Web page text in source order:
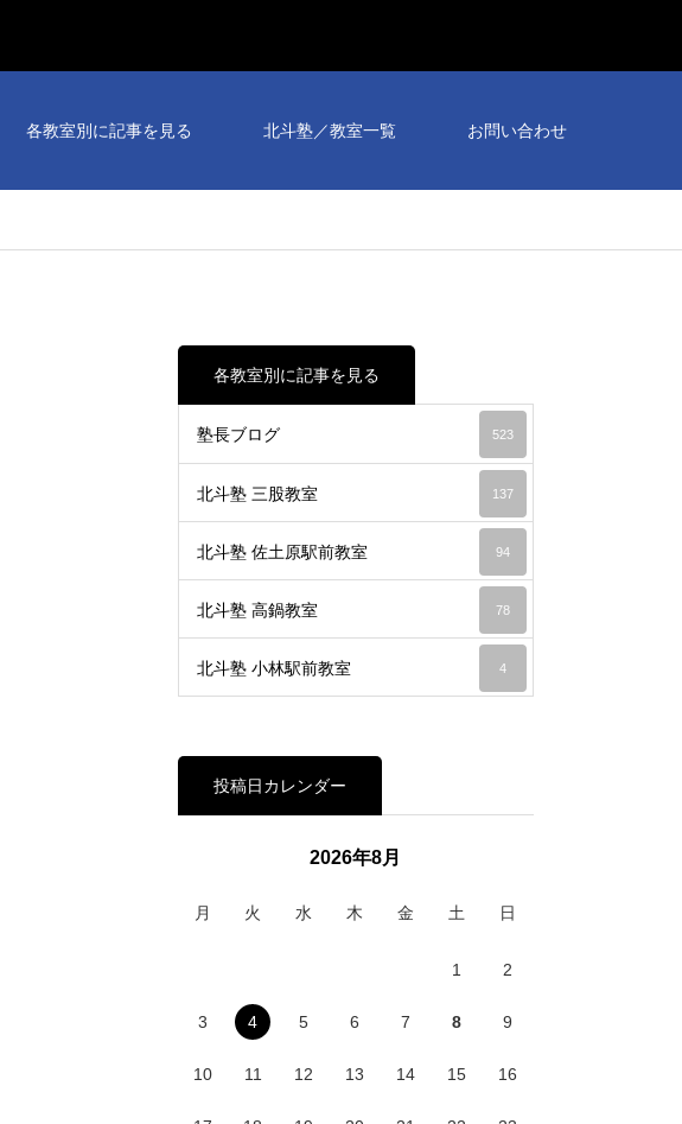
各教室別に記事を見る 北斗塾／教室一覧 お問い合わせ
各教室別に記事を見る
塾長ブログ 523
北斗塾 三股教室 137
北斗塾 佐土原駅前教室 94
北斗塾 高鍋教室 78
北斗塾 小林駅前教室 4
投稿日カレンダー
2026年8月
月 火 水 木 金 土 日
1 2
3 4 5 6 7 8 9
10 11 12 13 14 15 16